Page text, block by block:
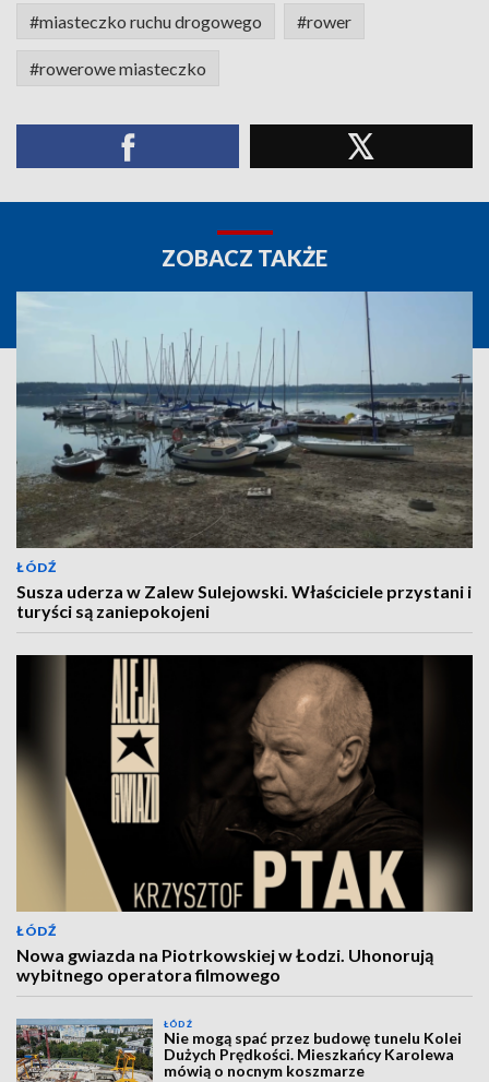
#miasteczko ruchu drogowego #rower
#rowerowe miasteczko
ZOBACZ TAKŻE
ŁÓDŹ
Susza uderza w Zalew Sulejowski. Właściciele przystani i
turyści są zaniepokojeni
ŁÓDŹ
Nowa gwiazda na Piotrkowskiej w Łodzi. Uhonorują
wybitnego operatora filmowego
ŁÓDŹ
Nie mogą spać przez budowę tunelu Kolei
Dużych Prędkości. Mieszkańcy Karolewa
mówią o nocnym koszmarze